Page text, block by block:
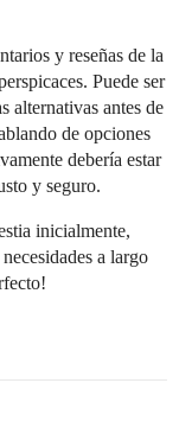
y reseñas de la
Puede ser
alternativas antes de
de opciones
debería estar
y seguro.
inicialmente,
a largo